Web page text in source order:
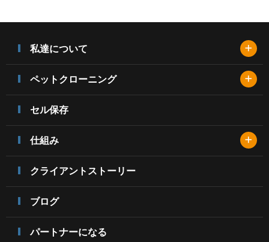
私達について +
ペットクローニング +
セル保存
仕組み +
クライアントストーリー
ブログ
パートナーになる